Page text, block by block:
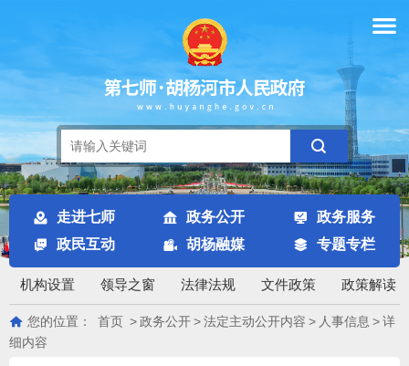
走进七师 政务公开
政务服务
政民互动
胡杨融媒 专题专栏
机构设置 领导之窗 法律法规 文件政策 政策解读
您的位置： 首页 >政务公开>法定主动公开内容 > 人事信息 >详
细内容